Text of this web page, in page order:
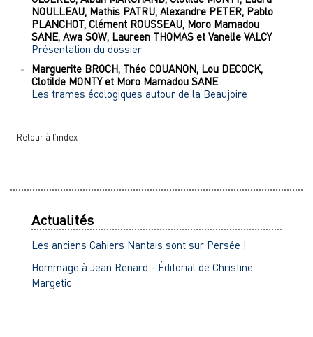
NOULLEAU Mathis PATRU Alexandre PETER Pablo
PLANCHOT, Clément ROUSSEAU Moro Mamadou
SANE Awa SOW, Laureen THOMAS et Vanelle VALCY
Présentation du dossier
Marguerite BROCH Théo COUANON Lou DECOCK
Clotilde MONTYet Moro Mamadou SANE
Les trames écologiques autour de la Beaujoire
Retour à l’index
Actualités
Les anciens Cahiers Nantais sont sur Persée !
Hommage à Jean Renard - Éditorial de Christine
Margetic